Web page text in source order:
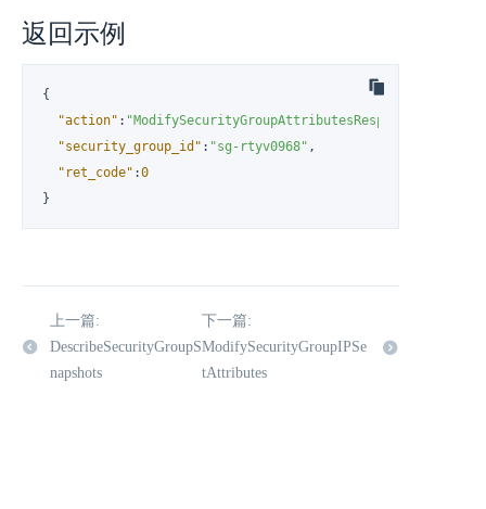
返回示例
{
"action" : "ModifySecurityGroupAttributesResponse"
"security_group_id" : "sg-rtyv0968" ,
"ret_code" :0
}
上一篇:
DescribeSecurityGroupS
napshots
下一篇:
ModifySecurityGroupIPSe
tAttributes